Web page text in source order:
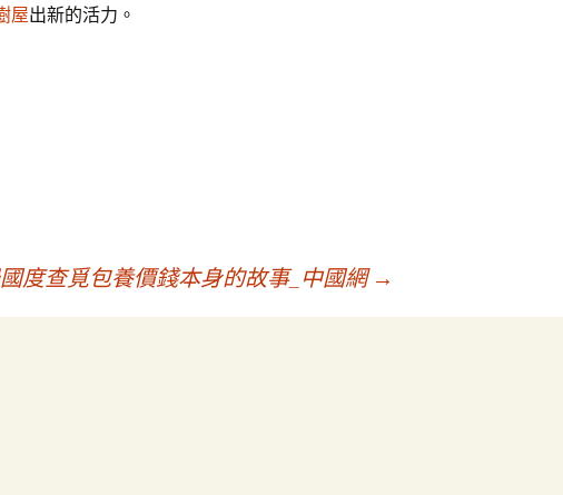
屋出新的活力。
度查覓包養價錢本身的故事_中國網 →